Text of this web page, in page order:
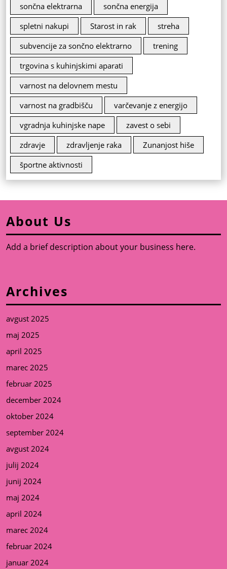
sončna elektrarna
sončna energija
spletni nakupi
Starost in rak
streha
subvencije za sončno elektrarno
trening
trgovina s kuhinjskimi aparati
varnost na delovnem mestu
varnost na gradbišču
varčevanje z energijo
vgradnja kuhinjske nape
zavest o sebi
zdravje
zdravljenje raka
Zunanjost hiše
športne aktivnosti
About Us
Add a brief description about your business here.
Archives
avgust 2025
maj 2025
april 2025
marec 2025
februar 2025
december 2024
oktober 2024
september 2024
avgust 2024
julij 2024
junij 2024
maj 2024
april 2024
marec 2024
februar 2024
januar 2024